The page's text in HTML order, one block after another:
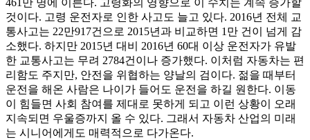
461만 명에 이른다. 고령화의 영향으로 이 수치는 계속 증가할
것이다. 고령 운전자로 인한 사고도 늘고 있다. 2016년 전체 교
통사고는 22만917건으로 2015년과 비교하면 1만 건이 넘게 감
소했다. 하지만 2015년 대비 2016년 60대 이상 운전자가 유발
한 교통사고는 무려 2784건이나 증가했다. 이처럼 자동차는 편
리함도 주지만, 안전을 위협하는 양날의 검이다. 젊을 때부터
운전을 해온 사람은 나이가 들어도 운전을 하길 원한다. 이동
이 힘들면 사회 참여를 제대로 못하게 되고 이런 상황이 오래
지속되면 우울증까지 올 수 있다. 그래서 자동차 산업의 미래
는 시니어에게도 매력적으로 다가온다.